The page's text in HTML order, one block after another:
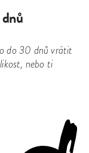
do 30 dnů vrátit
nebo ti